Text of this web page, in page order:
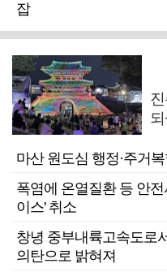
잡
마산 원도심 행정·주거
폭염에 온열질환 등 안
이스' 취소
창녕 중부내륙고속도로
의탄으로 밝혀져